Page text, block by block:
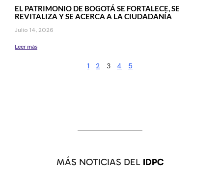
EL PATRIMONIO DE BOGOTÁ SE FORTALECE, SE
REVITALIZA Y SE ACERCA A LA CIUDADANÍA
Julio 14, 2026
Leer más
1 2 3 4 5
MÁS NOTICIAS DEL IDPC